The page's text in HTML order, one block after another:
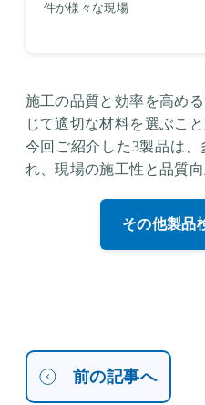
件が様々な現場
施工の品質と効率を高め
じて適切な材料を選ぶこと
今回ご紹介した3製品は
れ、現場の施工性と品質
その他製品
前の記事へ